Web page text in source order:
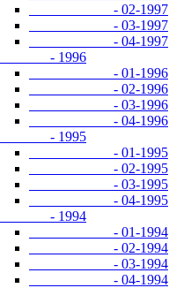
- 02-1997
- 03-1997
- 04-1997
- 1996
- 01-1996
- 02-1996
- 03-1996
- 04-1996
- 1995
- 01-1995
- 02-1995
- 03-1995
- 04-1995
- 1994
- 01-1994
- 02-1994
- 03-1994
- 04-1994